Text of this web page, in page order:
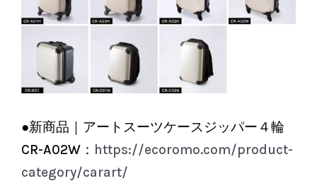
●新商品｜アートスーツケースジッパー４輪
CR-A02W： https://ecoromo.com/product-
category/carart/